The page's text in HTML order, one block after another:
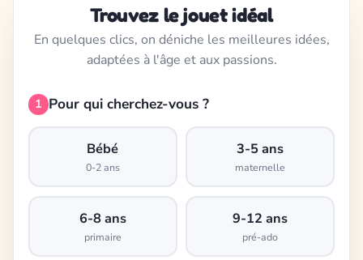
Trouvez le jouet idéal
En quelques clics, on déniche les meilleures idées,
adaptées à l'âge et aux passions.
1 Pour qui cherchez-vous ?
Bébé
0-2 ans
3-5 ans
maternelle
6-8 ans
primaire
9-12 ans
pré-ado